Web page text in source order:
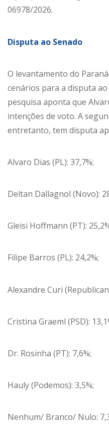
06978/2026.
Disputa ao Senado
O levantamento do
cenários para a disputa
pesquisa aponta que
intenções de voto. A
entretanto, tem disputa
Alvaro Dias (PL): 37,7%;
Deltan Dallagnol (Novo):
Gleisi Hoffmann (PT):
Filipe Barros (PL): 24,2%;
Alexandre Curi
Cristina Graeml (PSD):
Dr. Rosinha (PT): 7,6%;
Hauly (Podemos): 3,5%;
Nenhum/ Branco/ Nulo: